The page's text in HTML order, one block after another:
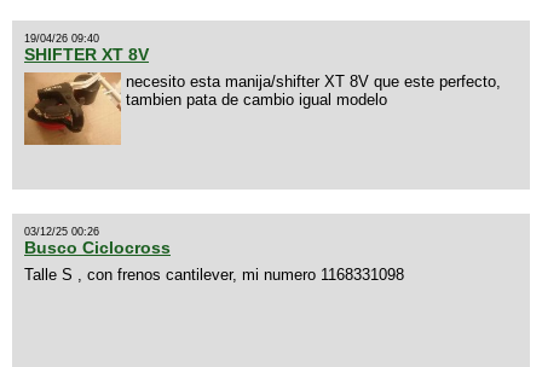
19/04/26 09:40
SHIFTER XT 8V
necesito esta manija/shifter XT 8V que este perfecto,
tambien pata de cambio igual modelo
03/12/25 00:26
Busco Ciclocross
Talle S , con frenos cantilever, mi numero 1168331098